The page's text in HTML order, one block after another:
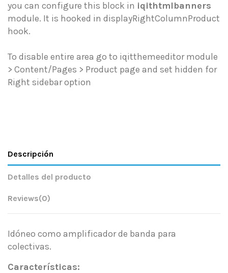
you can configure this block in iqithtmlbanners
module. It is hooked in displayRightColumnProduct
hook.
To disable entire area go to iqitthemeeditor module
> Content/Pages > Product page and set hidden for
Right sidebar option
Descripción
Detalles del producto
Reviews(0)
Idóneo como amplificador de banda para
colectivas.
Características: